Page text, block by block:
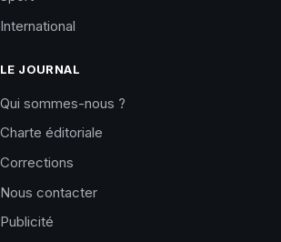
International
LE JOURNAL
Qui sommes-nous ?
Charte éditoriale
Corrections
Nous contacter
Publicité